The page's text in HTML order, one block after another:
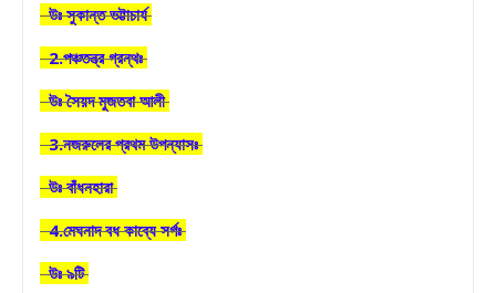
উঃ সুকান্ত ভট্টাচার্য
2.পঞ্চতন্ত্র গ্রন্থঃ
উঃ সৈয়দ মুজতবা আলী
3.নজরুলের প্রথম উপন্যাসঃ
উঃ বাঁধনহারা
4.মেঘনাদ বধ কাব্যে সর্গঃ
উঃ ৯টি